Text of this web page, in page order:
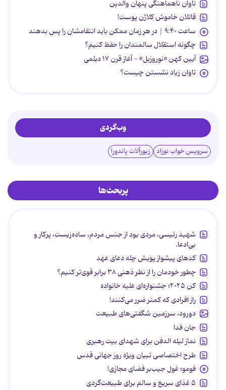
تاوان ناهماهنگی پنهان والدین
قاتلان خاموش کلاژن پوست!
ساعت ۹:۴۰ | در هر زمان ممکن باید انتقامشان را پس بدهند
چگونه استقلال سالمندان را حفظ کنیم؟
آیین کهن «نوروزبل» - آغاز قرن ۱۷ دیلمی
تاوان زیاد نشستن چیست؟
وب‌گردی
سرویس خواب نوزاد زیورآلات پاندورا
پربحث‌ها
شهید رئیسی، مردی بود از جنس مردم، ساده‌زیست، پرکار و
بی‌ادعا.
کدهای پیشواز پویش چله دعای عهد
چطور خودمان را از نظر ذهنی ۳۸ برابر قوی‌تر کنیم؟
کن ۲۰۲۵؛ جشنواره‌ای علیه خانواده
راز افرادی که کمتر ضرر می‌کنند!
دورود، سرزمین شگفتی‌های طبیعت
جان فدا
نماز لیله الدفن برای شهدای بیت رهبری
طرح اختصاصی تبیان ویژه روز جهانی قدس
فومو؛ غول جیب‌بر فضای مجازی!
۵ غذای سریع و سالم برای طبیعت‌گردی